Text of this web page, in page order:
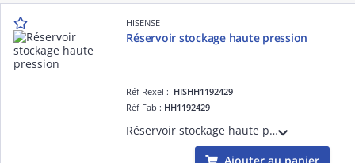
HISENSE
Réservoir stockage haute pression
Réf Rexel : HISHH1192429
Réf Fab : HH1192429
Réservoir stockage haute pression